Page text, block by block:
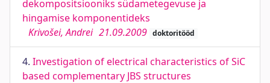
dekompositsiooniks südametegevuse ja
hingamise komponentideks
Krivošei, Andrei 21.09.2009 doktoritööd
4. Investigation of electrical characteristics of SiC
based complementary JBS structures